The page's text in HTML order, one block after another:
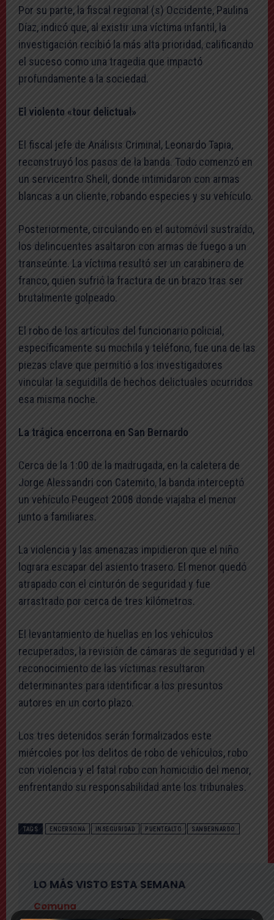
Por su parte, la fiscal regional (s) Occidente, Paulina
Díaz, indicó que, al existir una víctima infantil, la
investigación recibió la más alta prioridad, calificando
el suceso como una tragedia que impactó
profundamente a la sociedad.
El violento «tour delictual»
El fiscal jefe de Análisis Criminal, Leonardo Tapia,
reconstruyó los pasos de la banda. Todo comenzó en
un servicentro Shell, donde intimidaron con armas
blancas a un cliente, robando especies y su vehículo.
Posteriormente, circulando en el automóvil sustraído,
los delincuentes asaltaron con armas de fuego a un
transeúnte. La víctima resultó ser un carabinero de
franco, quien sufrió la fractura de un brazo tras ser
brutalmente golpeado.
El robo de los artículos del funcionario policial,
específicamente su mochila y teléfono, fue una de las
piezas clave que permitió a los investigadores
vincular la seguidilla de hechos delictuales ocurridos
esa misma noche.
La trágica encerrona en San Bernardo
Cerca de la 1:00 de la madrugada, en la caletera de
Jorge Alessandri con Catemito, la banda interceptó
un vehículo Peugeot 2008 donde viajaba el menor
junto a familiares.
La violencia y las amenazas impidieron que el niño
lograra escapar del asiento trasero. El menor quedó
atrapado con el cinturón de seguridad y fue
arrastrado por cerca de tres kilómetros.
El levantamiento de huellas en los vehículos
recuperados, la revisión de cámaras de seguridad y el
reconocimiento de las víctimas resultaron
determinantes para identificar a los presuntos
autores en un corto plazo.
Los tres detenidos serán formalizados este
miércoles por los delitos de robo de vehículos, robo
con violencia y el fatal robo con homicidio del menor,
enfrentando su responsabilidad ante los tribunales.
TAGS ENCERRONA INSEGURIDAD PUENTEALTO SANBERNARDO
LO MÁS VISTO ESTA SEMANA
Comuna